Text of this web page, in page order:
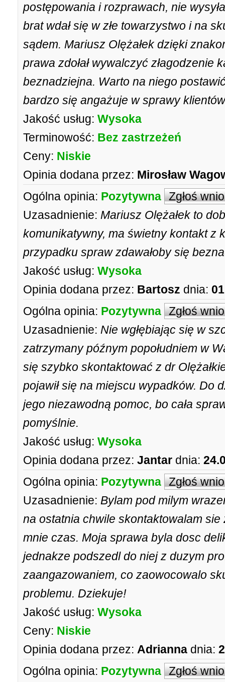
postępowania i rozprawach, nie
brat wdał się w złe towarzystwo i na
sądem. Mariusz Olężałek dzięki
prawa zdołał wywalczyć złagodzenie
beznadziejna. Warto na niego
bardzo się angażuje w sprawy
Jakość usług: Wysoka
Terminowość: Bez zastrzeżeń
Ceny: Niskie
Opinia dodana przez: Mirosław
Ogólna opinia: Pozytywna Zgłoś
Uzasadnienie: Mariusz Olężałek to
komunikatywny, ma świetny kontakt z
przypadku spraw zdawałoby się
Jakość usług: Wysoka
Opinia dodana przez: Bartosz dnia:
Ogólna opinia: Pozytywna Zgłoś
Uzasadnienie: Nie wgłębiając się w
zatrzymany późnym popołudniem w
się szybko skontaktować z dr
pojawił się na miejscu wypadków. Do
jego niezawodną pomoc, bo cała
pomyślnie.
Jakość usług: Wysoka
Opinia dodana przez: Jantar dnia:
Ogólna opinia: Pozytywna Zgłoś
Uzasadnienie: Bylam pod milym
na ostatnia chwile skontaktowalam sie
mnie czas. Moja sprawa byla dosc
jednakze podszedl do niej z duzym
zaangazowaniem, co zaowocowalo
problemu. Dziekuje!
Jakość usług: Wysoka
Ceny: Niskie
Opinia dodana przez: Adrianna dnia:
Ogólna opinia: Pozytywna Zgłoś